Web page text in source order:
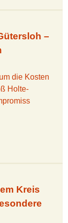
–
die Kosten
Holte-
Kreis